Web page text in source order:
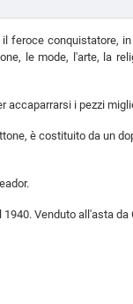
feroce conquistatore,
le mode, l'arte, la
accaparrarsi i pezzi
è costituito da un
Venduto all'asta